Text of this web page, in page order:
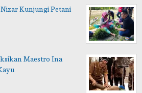
Kunjungi Petani
Maestro Ina